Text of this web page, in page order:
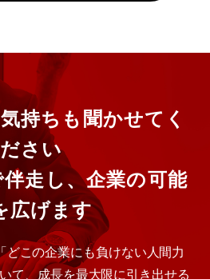
持ちも聞かせてく
ださい
走し、企業の可能
広げます
どこの企業にも負けない人間力
て、成長を最大限に引き出せる